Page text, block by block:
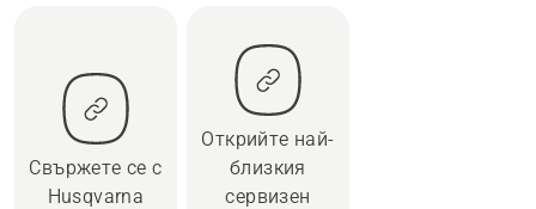
Свържете се с
Husqvarna
Открийте най-
близкия
сервизен